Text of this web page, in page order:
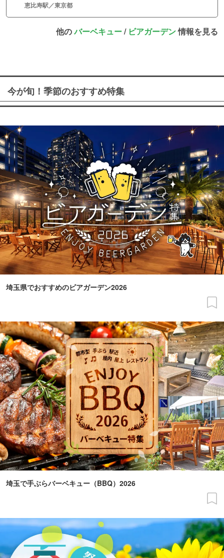
恵比寿駅／東京都
他のバーベキュー/ ビアガーデン情報を見る
今が旬！季節のおすすめ特集
埼玉県でおすすめのビアガーデン2026
埼玉で手ぶらバーベキュー（BBQ）2026